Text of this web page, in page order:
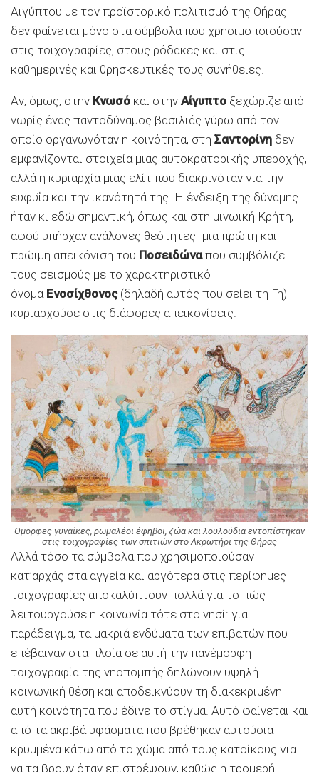
Αιγύπτου με τον προϊστορικό πολιτισμό της Θήρας
δεν φαίνεται μόνο στα σύμβολα που χρησιμοποιούσαν
στις τοιχογραφίες, στους ρόδακες και στις
καθημερινές και θρησκευτικές τους συνήθειες.
Αν, όμως, στην Κνωσό και στην Αίγυπτο ξεχώριζε από
νωρίς ένας παντοδύναμος βασιλιάς γύρω από τον
οποίο οργανωνόταν η κοινότητα, στη Σαντορίνη δεν
εμφανίζονται στοιχεία μιας αυτοκρατορικής υπεροχής,
αλλά η κυριαρχία μιας ελίτ που διακρινόταν για την
ευφυΐα και την ικανότητά της. Η ένδειξη της δύναμης
ήταν κι εδώ σημαντική, όπως και στη μινωική Κρήτη,
αφού υπήρχαν ανάλογες θεότητες -μια πρώτη και
πρώιμη απεικόνιση του Ποσειδώναπου συμβόλιζε
τους σεισμούς με το χαρακτηριστικό
όνομα Ενοσίχθονος(δηλαδή αυτός που σείει τη Γη)-
κυριαρχούσε στις διάφορες απεικονίσεις.
Ομορφες γυναίκες, ρωμαλέοι έφηβοι, ζώα και λουλούδια εντοπίστηκαν
στις τοιχογραφίες των σπιτιών στο Ακρωτήρι της Θήρας
Αλλά τόσο τα σύμβολα που χρησιμοποιούσαν
κατ’αρχάς στα αγγεία και αργότερα στις περίφημες
τοιχογραφίες αποκαλύπτουν πολλά για το πώς
λειτουργούσε η κοινωνία τότε στο νησί: για
παράδειγμα, τα μακριά ενδύματα των επιβατών που
επέβαιναν στα πλοία σε αυτή την πανέμορφη
τοιχογραφία της νηοπομπής δηλώνουν υψηλή
κοινωνική θέση και αποδεικνύουν τη διακεκριμένη
αυτή κοινότητα που έδινε το στίγμα. Αυτό φαίνεται και
από τα ακριβά υφάσματα που βρέθηκαν αυτούσια
κρυμμένα κάτω από το χώμα από τους κατοίκους για
να τα βρουν όταν επιστρέψουν, καθώς η τρομερή